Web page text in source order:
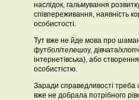
наслідок, гальмування
співпереживання, наявність
особистості.
Тут вже не йде мова про
футбол/телешоу, дівчата/
інтернетівська), або
особистістю.
Заради справедливості треба
вже не добрала потрібного